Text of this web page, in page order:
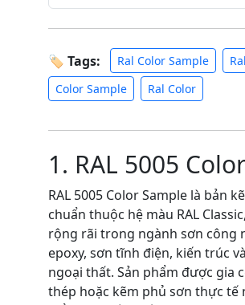
🏷 Tags: Ral Color Sample
Color Sample
Ral Color
1. RAL 5005
RAL 5005 Color Sample là bản
chuẩn thuộc hệ màu RAL
rộng rãi trong ngành sơn công
epoxy, sơn tĩnh điện, kiến trúc
ngoại thất. Sản phẩm được gia
thép hoặc kẽm phủ sơn thực tế